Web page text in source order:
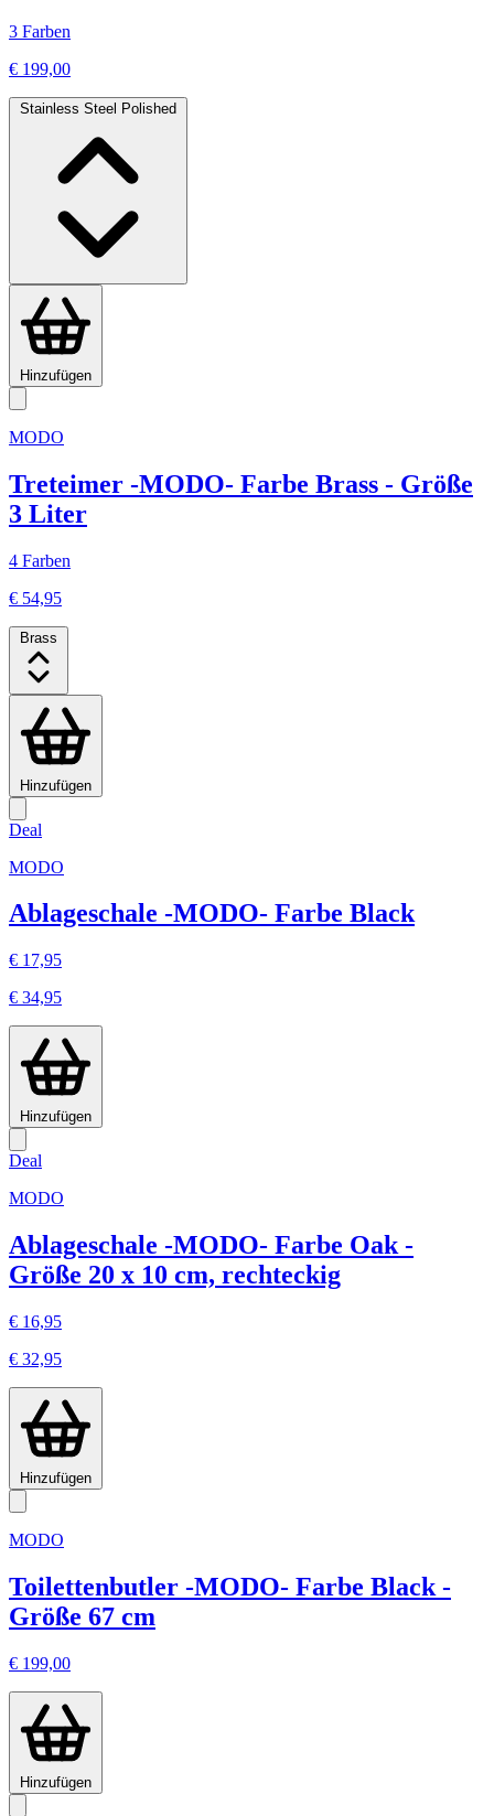
3 Farben
€ 199,00
Stainless Steel Polished
Hinzufügen
MODO
Treteimer -MODO- Farbe Brass - Größe
3 Liter
4 Farben
€ 54,95
Brass
Hinzufügen
Deal
MODO
Ablageschale -MODO- Farbe Black
€ 17,95
€ 34,95
Hinzufügen
Deal
MODO
Ablageschale -MODO- Farbe Oak -
Größe 20 x 10 cm, rechteckig
€ 16,95
€ 32,95
Hinzufügen
MODO
Toilettenbutler -MODO- Farbe Black -
Größe 67 cm
€ 199,00
Hinzufügen